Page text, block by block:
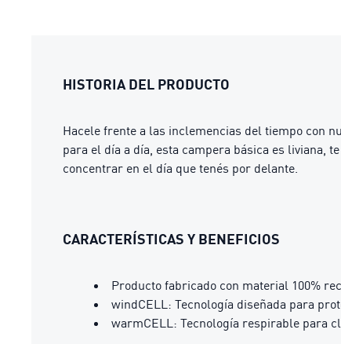
HISTORIA DEL PRODUCTO
Hacele frente a las inclemencias del tiempo con
para el día a día, esta campera básica es liviana,
concentrar en el día que tenés por delante.
CARACTERÍSTICAS Y BENEFICIOS
Producto fabricado con material 100%
windCELL: Tecnología diseñada para
warmCELL: Tecnología respirable para